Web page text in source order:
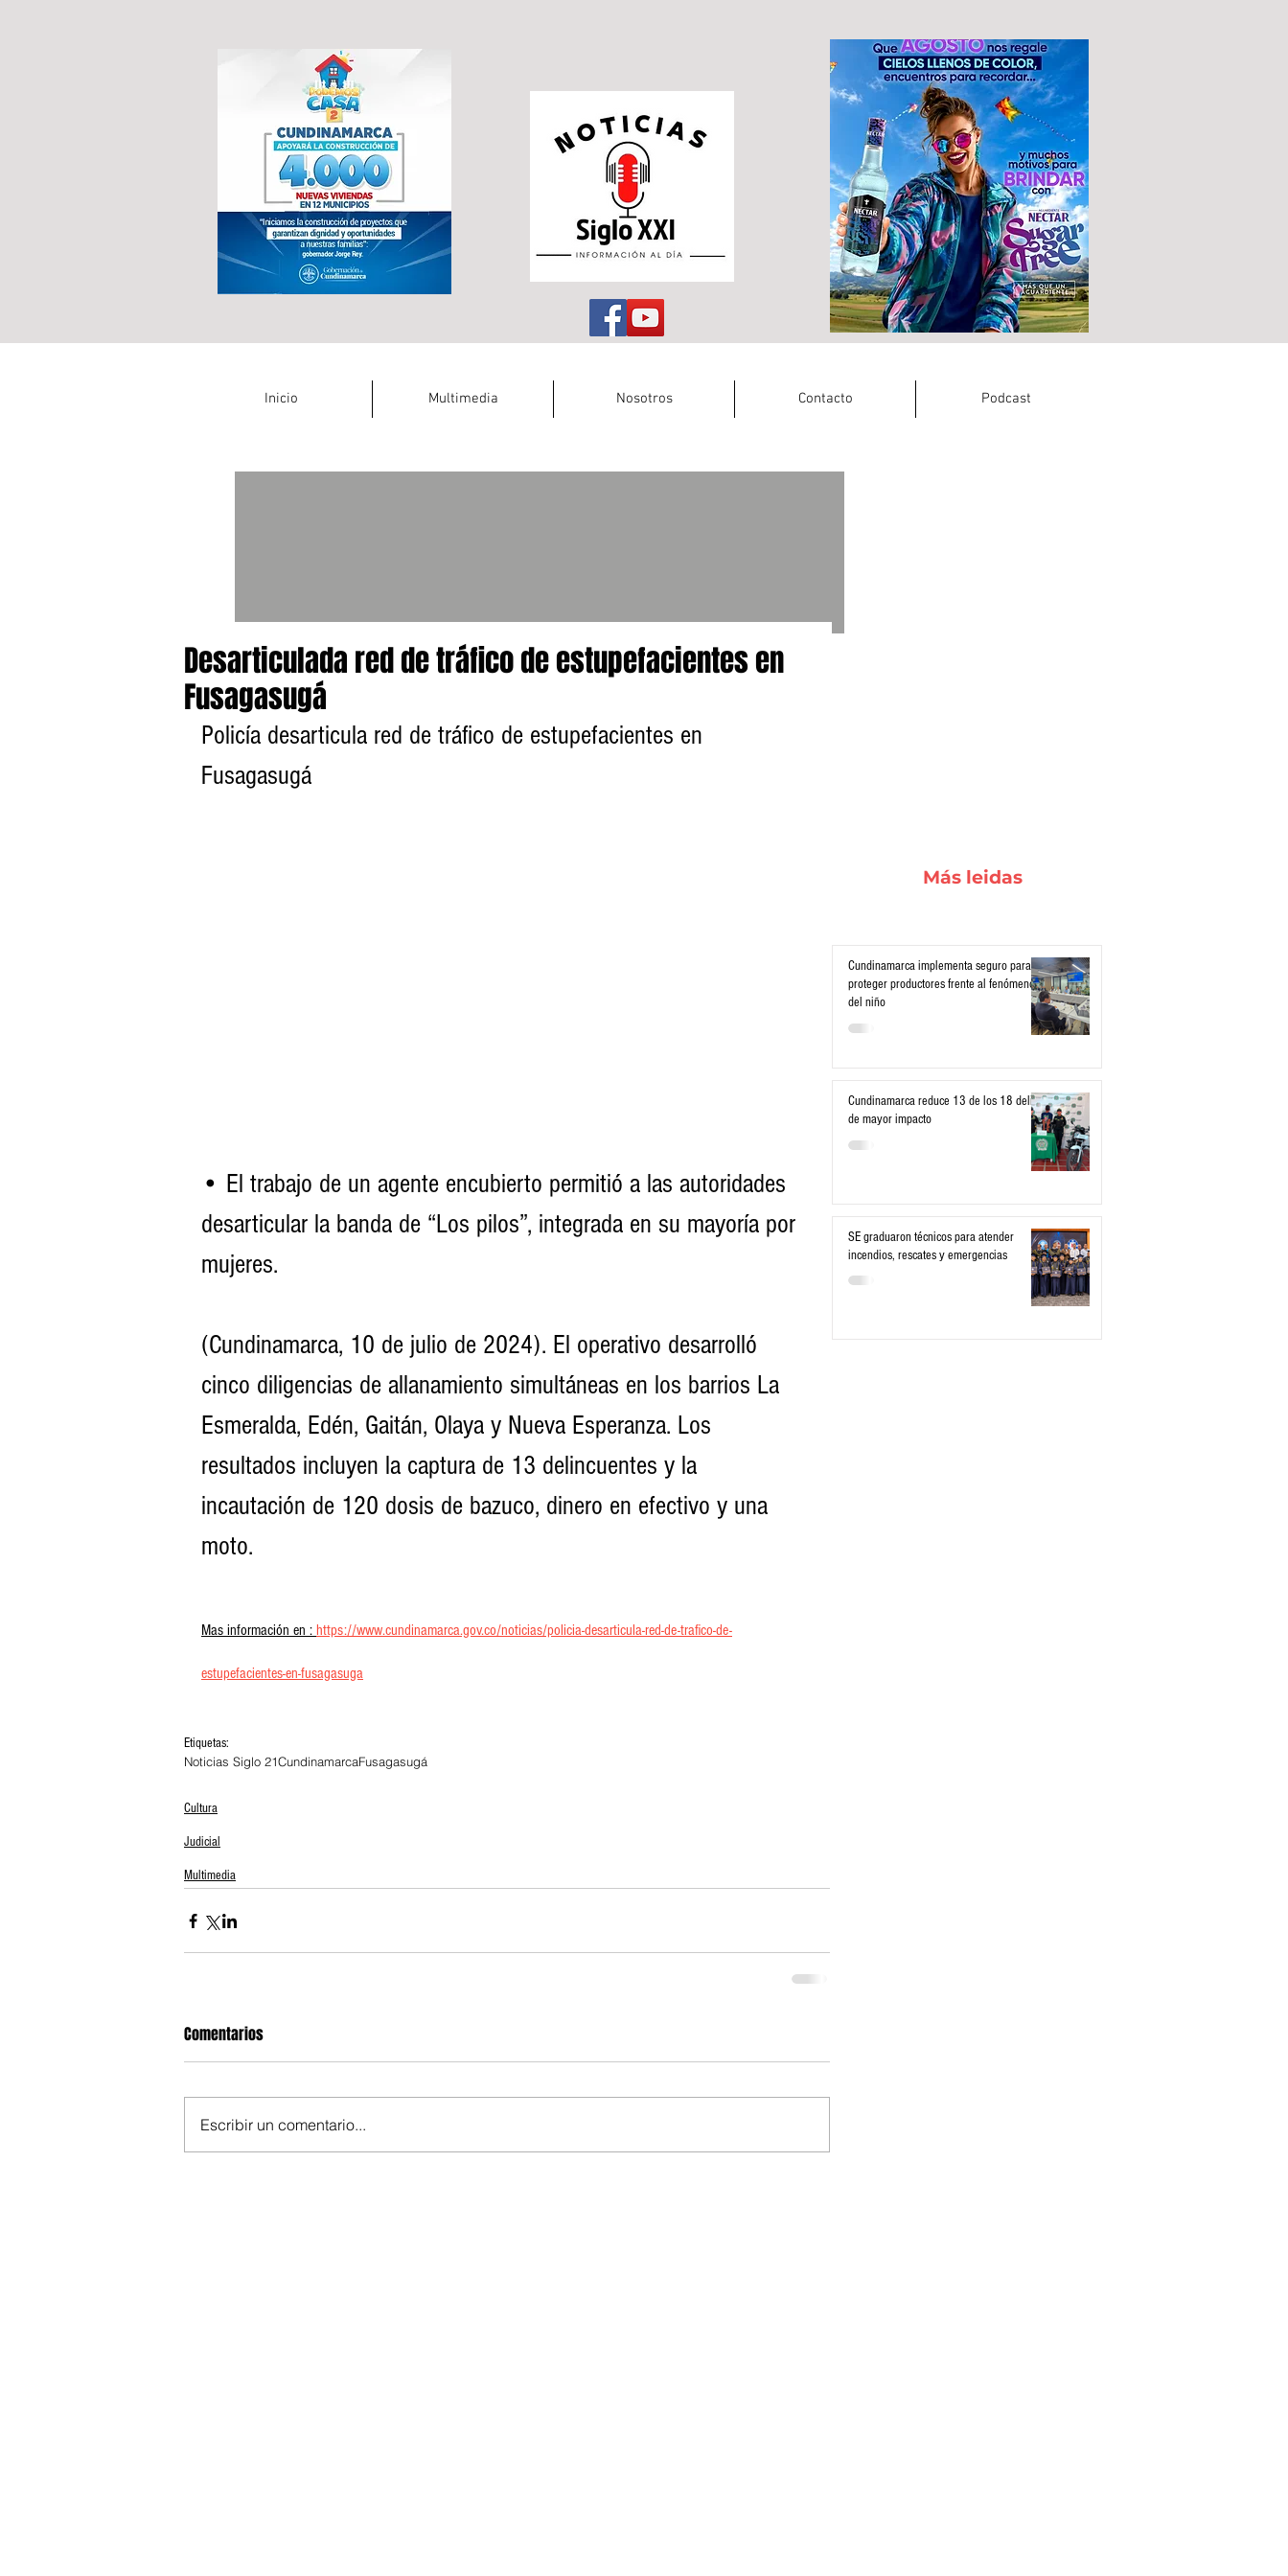
Inicio Multimedia Nosotros Contacto Podcast
Desarticulada red de tráfico de estupefacientes en
Fusagasugá
Policía desarticula red de tráfico de estupefacientes en
Fusagasugá
• El trabajo de un agente encubierto permitió a las autoridades
desarticular la banda de “Los pilos”, integrada en su mayoría por
mujeres.
(Cundinamarca, 10 de julio de 2024). El operativo desarrolló
cinco diligencias de allanamiento simultáneas en los barrios La
Esmeralda, Edén, Gaitán, Olaya y Nueva Esperanza. Los
resultados incluyen la captura de 13 delincuentes y la
incautación de 120 dosis de bazuco, dinero en efectivo y una
moto.
Mas información en : https://www.cundinamarca.gov.co/noticias/policia-desarticula-red-de-trafico-de-
estupefacientes-en-fusagasuga
Etiquetas:
Noticias Siglo 21CundinamarcaFusagasugá
Cultura
Judicial
Multimedia
Comentarios
Escribir un comentario...
Más leidas
Cundinamarca implementa seguro para
proteger productores frente al fenómeno
del niño
Cundinamarca reduce 13 de los 18 delitos
de mayor impacto
SE graduaron técnicos para atender
incendios, rescates y emergencias